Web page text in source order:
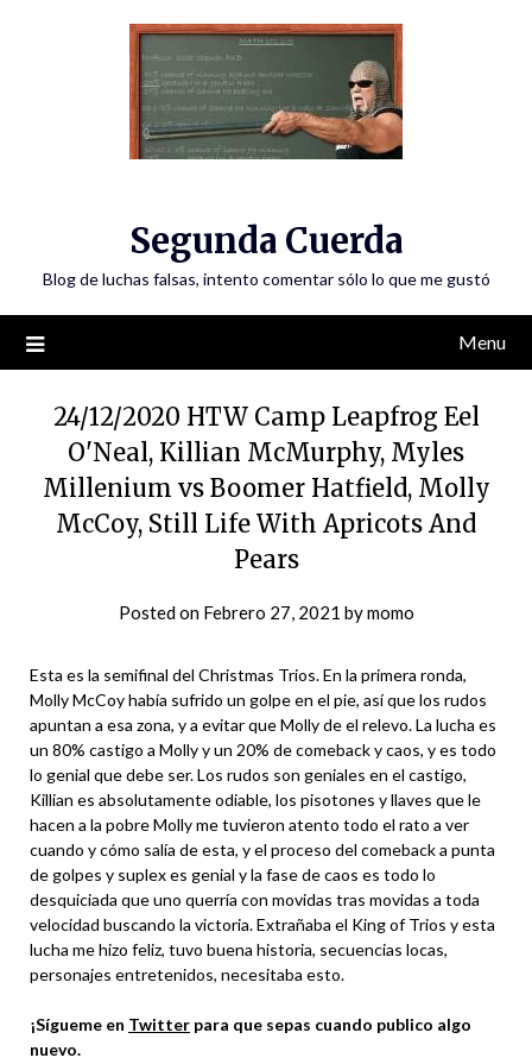
Segunda Cuerda
Blog de luchas falsas, intento comentar sólo lo que me gustó
Menu
24/12/2020 HTW Camp Leapfrog Eel
O'Neal, Killian McMurphy, Myles
Millenium vs Boomer Hatfield, Molly
McCoy, Still Life With Apricots And
Pears
Posted on Febrero 27, 2021 bymomo
Esta es la semifinal del Christmas Trios. En la primera ronda,
Molly McCoy había sufrido un golpe en el pie, así que los rudos
apuntan a esa zona, y a evitar que Molly de el relevo. La lucha es
un 80% castigo a Molly y un 20% de comeback y caos, y es todo
lo genial que debe ser. Los rudos son geniales en el castigo,
Killian es absolutamente odiable, los pisotones y llaves que le
hacen a la pobre Molly me tuvieron atento todo el rato a ver
cuando y cómo salía de esta, y el proceso del comeback a punta
de golpes y suplex es genial y la fase de caos es todo lo
desquiciada que uno querría con movidas tras movidas a toda
velocidad buscando la victoria. Extrañaba el King of Trios y esta
lucha me hizo feliz, tuvo buena historia, secuencias locas,
personajes entretenidos, necesitaba esto.
¡Sígueme en Twitter para que sepas cuando publico algo
nuevo.